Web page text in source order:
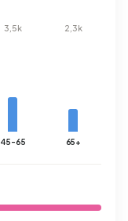
3,5k
45-65
2,3k
65+